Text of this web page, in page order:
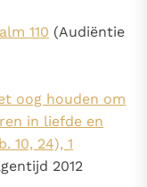
110 (Audiëntie
oog houden om
in liefde en
10, 24), 1
2012